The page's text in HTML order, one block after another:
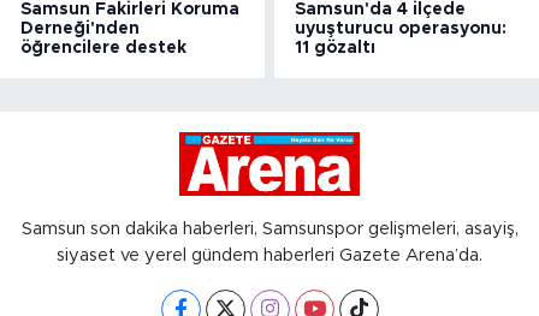
Samsun Fakirleri Koruma
Derneği'nden
öğrencilere destek
Samsun'da 4 ilçede
uyuşturucu operasyonu:
11 gözaltı
Samsun son dakika haberleri, Samsunspor gelişmeleri, asayiş,
siyaset ve yerel gündem haberleri Gazete Arena’da.